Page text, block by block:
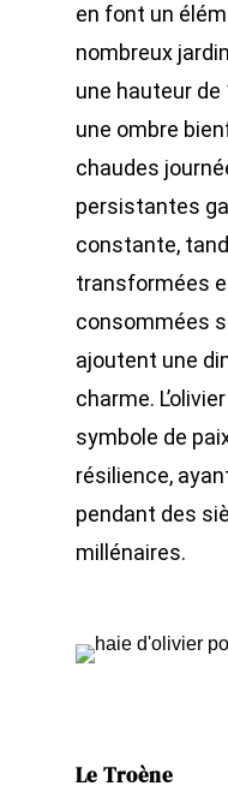
en font un
nombreux
une hauteur
une ombre
chaudes
persistantes
constante,
transformées
consommées
ajoutent une
charme.
symbole de
résilience,
pendant des
millénaires.
Le Troène